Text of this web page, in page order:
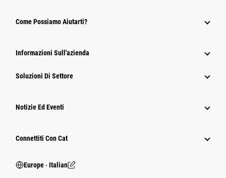
Come Possiamo Aiutarti?
Informazioni Sull'azienda
Soluzioni Di Settore
Notizie Ed Eventi
Connettiti Con Cat
Europe ‧ Italian